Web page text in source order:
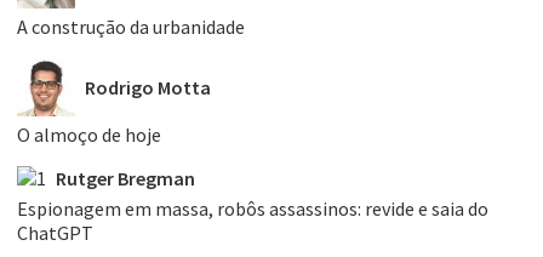
A construção da urbanidade
Rodrigo Motta
O almoço de hoje
Rutger Bregman
Espionagem em massa, robôs assassinos: revide e saia do
ChatGPT